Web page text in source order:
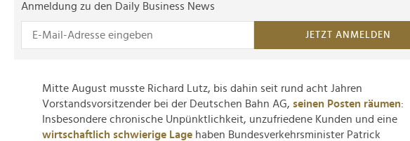
Anmeldung zu den Daily Business News
JETZT ANMELDEN
Mitte August musste Richard Lutz, bis dahin seit rund acht Jahren
Vorstandsvorsitzender bei der Deutschen Bahn AG, seinen Posten räumen:
Insbesondere chronische Unpünktlichkeit, unzufriedene Kunden und eine
wirtschaftlich schwierige Lage haben Bundesverkehrsminister Patrick